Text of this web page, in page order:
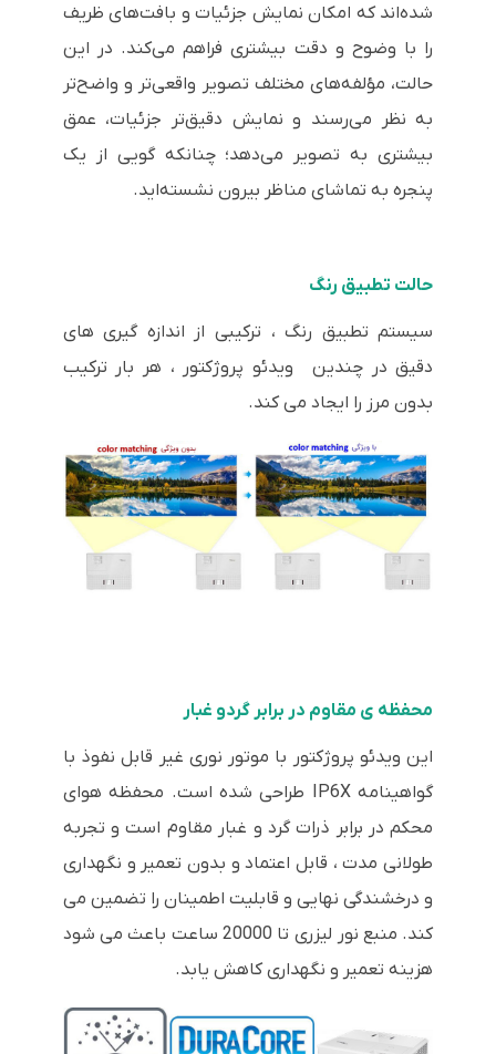
شده‌اند که امکان نمایش جزئیات و بافت‌های ظریف
را با وضوح و دقت بیشتری فراهم می‌کند. در این
حالت، مؤلفه‌های مختلف تصویر واقعی‌تر و واضح‌تر
به نظر می‌رسند و نمایش دقیق‌تر جزئیات، عمق
بیشتری به تصویر می‌دهد؛ چنانکه گویی از یک
پنجره به تماشای مناظر بیرون نشسته‌اید.
حالت تطبیق رنگ
سیستم تطبیق رنگ ، ترکیبی از اندازه گیری های
دقیق در چندین ویدئو پروژکتور ، هر بار ترکیب
بدون مرز را ایجاد می کند.
محفظه ی مقاوم در برابر گردو غبار
این ویدئو پروژکتور با موتور نوری غیر قابل نفوذ با
گواهینامه IP6X طراحی شده است. محفظه هوای
محکم در برابر ذرات گرد و غبار مقاوم است و تجربه
طولانی مدت ، قابل اعتماد و بدون تعمیر و نگهداری
و درخشندگی نهایی و قابلیت اطمینان را تضمین می
کند. منبع نور لیزری تا 20000 ساعت باعث می شود
هزینه تعمیر و نگهداری کاهش یابد.